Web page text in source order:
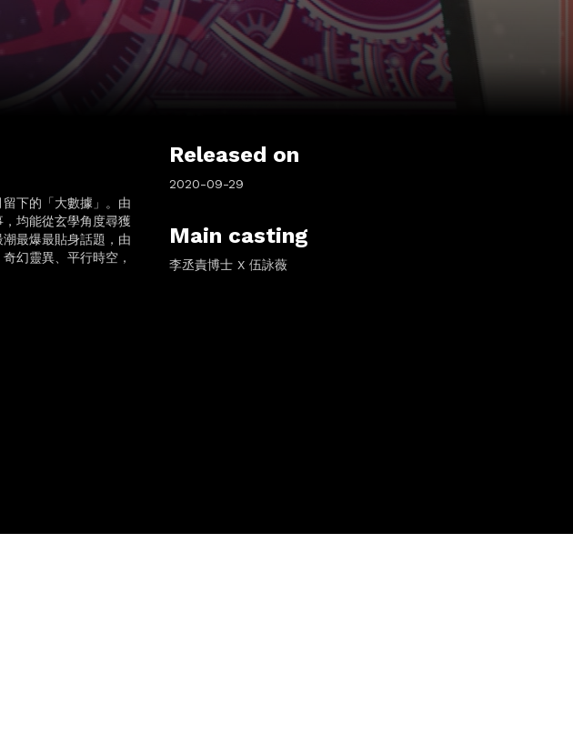
下的「大數據」。由
均能從玄學角度尋獲
最爆最貼身話題，由
幻靈異、平行時空，
Released on
2020-09-29
Main casting
李丞責博士 X 伍詠薇